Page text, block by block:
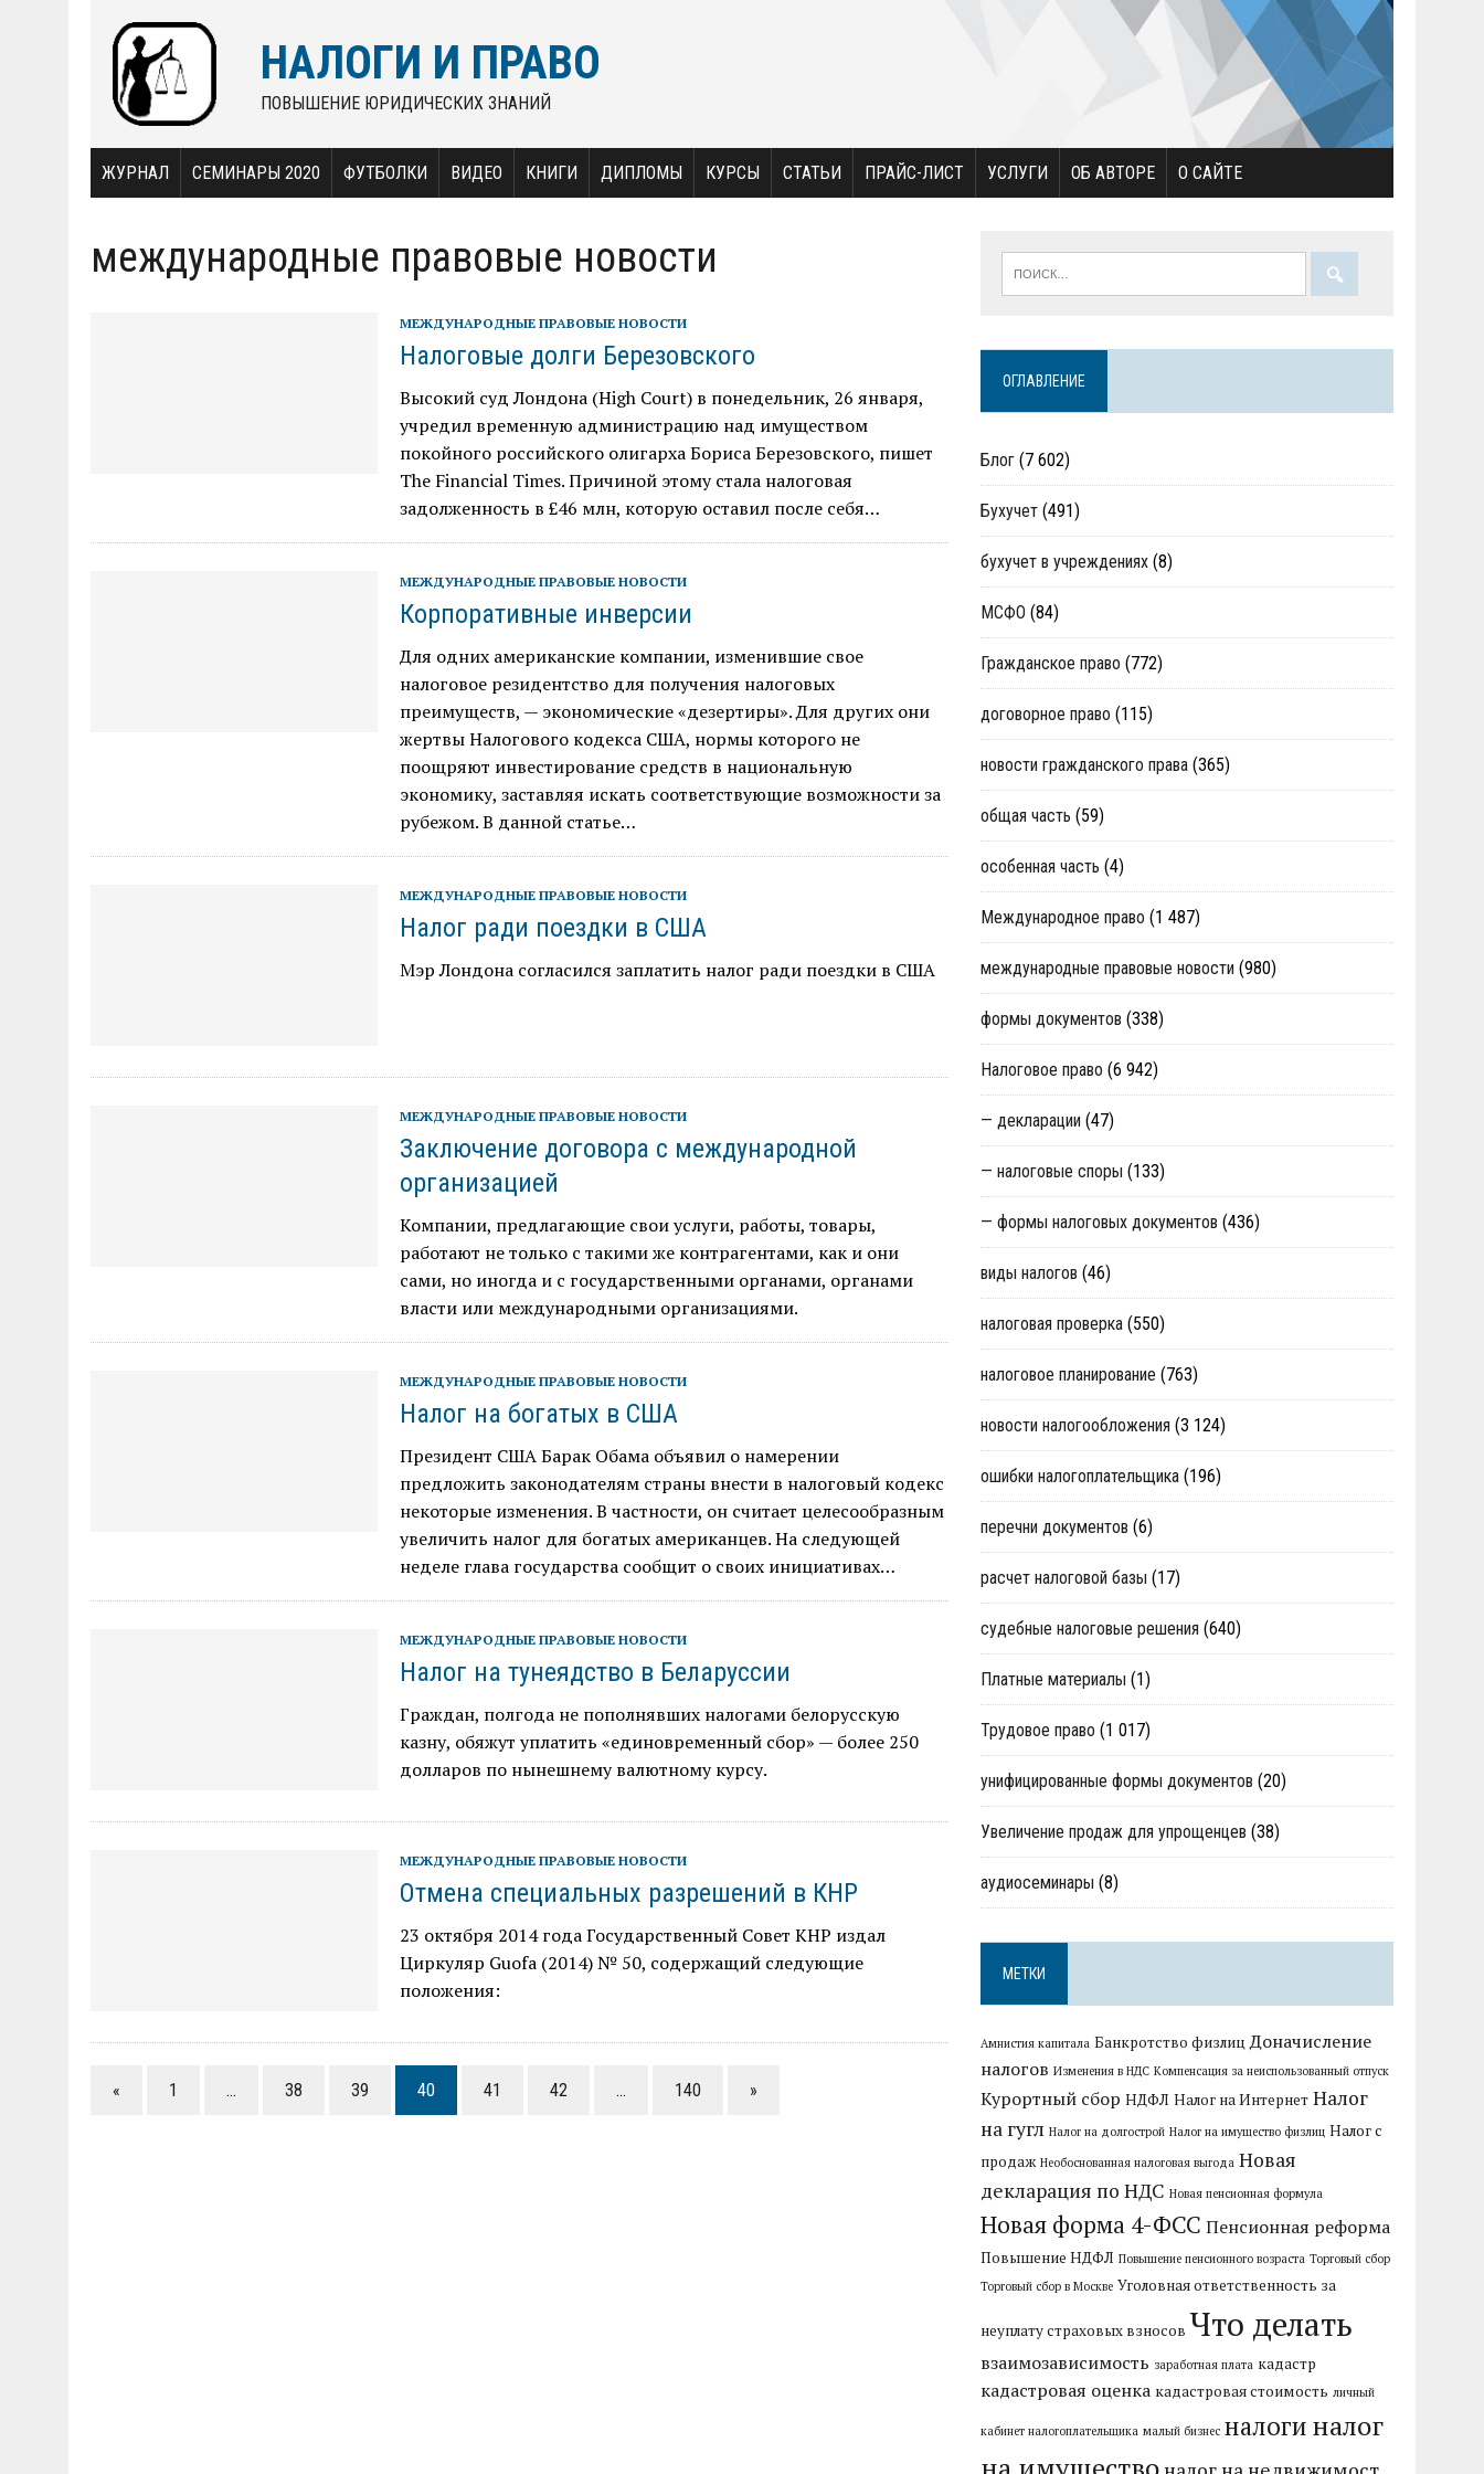
НАЛОГИ И ПРАВО
ПОВЫШЕНИЕ ЮРИДИЧЕСКИХ ЗНАНИЙ
ЖУРНАЛ СЕМИНАРЫ 2020 ФУТБОЛКИ ВИДЕО КНИГИ ДИПЛОМЫ КУРСЫ СТАТЬИ ПРАЙС-ЛИСТ УСЛУГИ ОБ АВТОРЕ О САЙТЕ
международные правовые новости
МЕЖДУНАРОДНЫЕ ПРАВОВЫЕ НОВОСТИ
Налоговые долги Березовского
Высокий суд Лондона (High Court) в понедельник, 26 января,
учредил временную администрацию над имуществом
покойного российского олигарха Бориса Березовского, пишет
The Financial Times. Причиной этому стала налоговая
задолженность в £46 млн, которую оставил после себя…
МЕЖДУНАРОДНЫЕ ПРАВОВЫЕ НОВОСТИ
Корпоративные инверсии
Для одних американские компании, изменившие свое
налоговое резидентство для получения налоговых
преимуществ, — экономические «дезертиры». Для других они
жертвы Налогового кодекса США, нормы которого не
поощряют инвестирование средств в национальную
экономику, заставляя искать соответствующие возможности за
рубежом. В данной статье…
МЕЖДУНАРОДНЫЕ ПРАВОВЫЕ НОВОСТИ
Налог ради поездки в США
Мэр Лондона согласился заплатить налог ради поездки в США
МЕЖДУНАРОДНЫЕ ПРАВОВЫЕ НОВОСТИ
Заключение договора с международной
организацией
Компании, предлагающие свои услуги, работы, товары,
работают не только с такими же контрагентами, как и они
сами, но иногда и с государственными органами, органами
власти или международными организациями.
МЕЖДУНАРОДНЫЕ ПРАВОВЫЕ НОВОСТИ
Налог на богатых в США
Президент США Барак Обама объявил о намерении
предложить законодателям страны внести в налоговый кодекс
некоторые изменения. В частности, он считает целесообразным
увеличить налог для богатых американцев. На следующей
неделе глава государства сообщит о своих инициативах…
МЕЖДУНАРОДНЫЕ ПРАВОВЫЕ НОВОСТИ
Налог на тунеядство в Беларуссии
Граждан, полгода не пополнявших налогами белорусскую
казну, обяжут уплатить «единовременный сбор» — более 250
долларов по нынешнему валютному курсу.
МЕЖДУНАРОДНЫЕ ПРАВОВЫЕ НОВОСТИ
Отмена специальных разрешений в КНР
23 октября 2014 года Государственный Совет КНР издал
Циркуляр Guofa (2014) № 50, содержащий следующие
положения:
« 1 … 38 39 40 41 42 … 140 »
ОГЛАВЛЕНИЕ
Блог (7 602)
Бухучет (491)
бухучет в учреждениях (8)
МСФО (84)
Гражданское право (772)
договорное право (115)
новости гражданского права (365)
общая часть (59)
особенная часть (4)
Международное право (1 487)
международные правовые новости (980)
формы документов (338)
Налоговое право (6 942)
— декларации (47)
— налоговые споры (133)
— формы налоговых документов (436)
виды налогов (46)
налоговая проверка (550)
налоговое планирование (763)
новости налогообложения (3 124)
ошибки налогоплательщика (196)
перечни документов (6)
расчет налоговой базы (17)
судебные налоговые решения (640)
Платные материалы (1)
Трудовое право (1 017)
унифицированные формы документов (20)
Увеличение продаж для упрощенцев (38)
аудиосеминары (8)
МЕТКИ
Амнистия капитала Банкротство физлиц Доначисление
налогов Изменения в НДС Компенсация за неиспользованный отпуск
Курортный сбор НДФЛ Налог на Интернет Налог
на гугл Налог на долгострой Налог на имущество физлиц Налог с
продаж Необоснованная налоговая выгода Новая
декларация по НДС Новая пенсионная формула
Новая форма 4-ФСС Пенсионная реформа
Повышение НДФЛ Повышение пенсионного возраста Торговый сбор
Торговый сбор в Москве Уголовная ответственность за
неуплату страховых взносов Что делать
взаимозависимость заработная плата кадастр
кадастровая оценка кадастровая стоимость личный
кабинет налогоплательщика малый бизнес налоги налог